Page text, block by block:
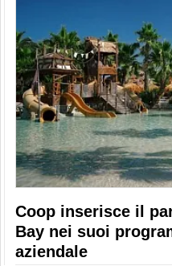
Coop inserisce il
Bay nei suoi
aziendale